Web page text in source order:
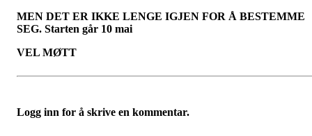
MEN DET ER IKKE LENGE IGJEN FOR Å BESTEMME
SEG. Starten går 10 mai
VEL MØTT
Logg inn for å skrive en kommentar.